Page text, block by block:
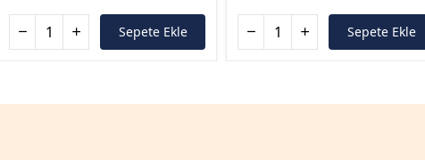
Sepete Ekle Sepete Ekle